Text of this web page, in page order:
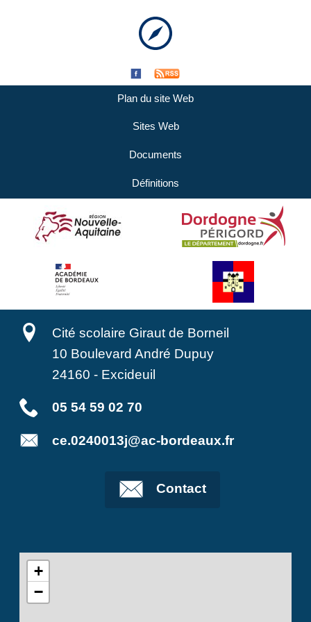
Plan du site Web
Sites Web
Documents
Définitions
Cité scolaire Giraut de Borneil
10 Boulevard André Dupuy
24160 - Excideuil
05 54 59 02 70
ce.0240013j@ac-bordeaux.fr
Contact
+
−